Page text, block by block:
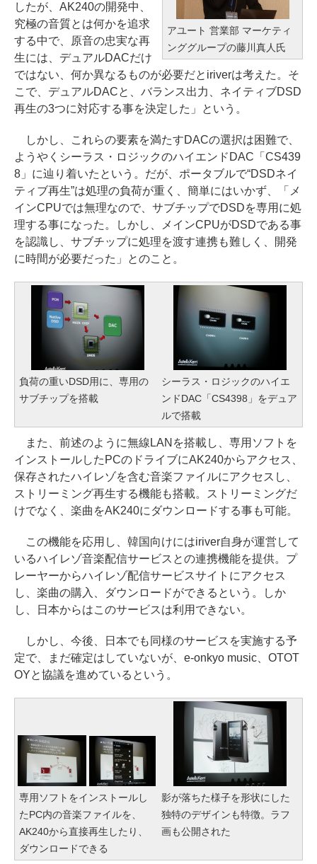
アユート 営業部 マーケティ
ンググループの藤川真人氏
したが、AK240の開発中、
究極の音質とは何かを追求
する中で、原音の忠実な再
生には、デュアルDACだけ
ではない、何か異なるものが必要だとiriverは考えた。そ
こで、デュアルDACと、バランス出力、ネイティブDSD
再生の3つに対応する事を決定した」という。
しかし、これらの要素を満たすDACの選択は困難で、
ようやくシーラス・ロジックのハイエンドDAC「CS439
8」に辿り着いたという。だが、ポータブルで“DSDネイ
ティブ再生”は処理の負荷が重く、簡単にはいかず、「メ
インCPUでは無理なので、サブチップでDSDを専用に処
理する事になった。しかし、メインCPUがDSDである事
を認識し、サブチップに処理を渡す連携も難しく、開発
に時間が必要だった」とのこと。
負荷の重いDSD用に、専用の
サブチップを搭載
シーラス・ロジックのハイエ
ンドDAC「CS4398」をデュア
ルで搭載
また、前述のように無線LANを搭載し、専用ソフトを
インストールしたPCのドライブにAK240からアクセス、
保存されたハイレゾを含む音楽ファイルにアクセスし、
ストリーミング再生する機能も搭載。ストリーミングだ
けでなく、楽曲をAK240にダウンロードする事も可能。
この機能を応用し、韓国向けにはiriver自身が運営して
いるハイレゾ音楽配信サービスとの連携機能を提供。プ
レーヤーからハイレゾ配信サービスサイトにアクセス
し、楽曲の購入、ダウンロードができるという。しか
し、日本からはこのサービスは利用できない。
しかし、今後、日本でも同様のサービスを実施する予
定で、まだ確定はしていないが、e-onkyo music、OTOT
OYと協議を進めているという。
専用ソフトをインストールし
たPC内の音楽ファイルを、
AK240から直接再生したり、
ダウンロードできる
影が落ちた様子を形状にした
独特のデザインも特徴。ラフ
画も公開された